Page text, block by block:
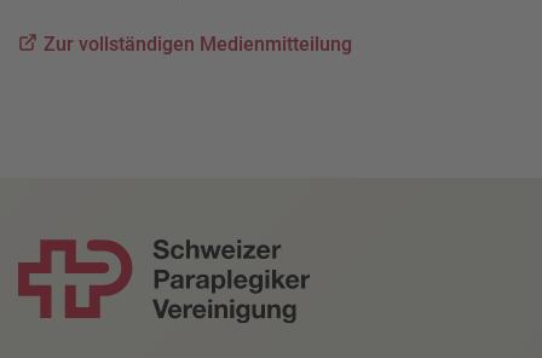
Zur vollständigen Medienmitteilung